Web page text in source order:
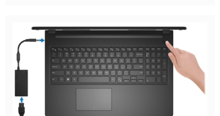
代方案，本文将对它们进行描述。